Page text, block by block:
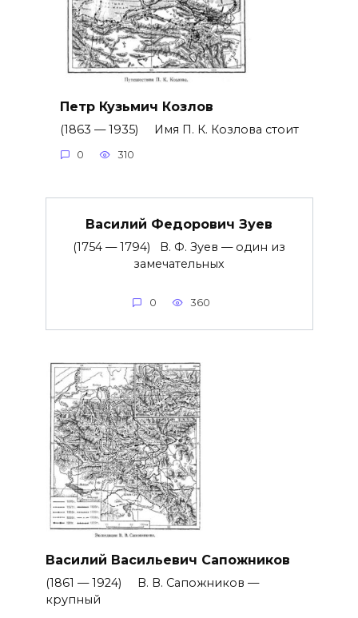
Петр Кузьмич Козлов
(1863 — 1935) Имя П. К. Козлова стоит
0 310
Василий Федорович Зуев
(1754 — 1794) В. Ф. Зуев — один из
замечательных
0 360
Василий Васильевич Сапожников
(1861 — 1924) В. В. Сапожников —
крупный